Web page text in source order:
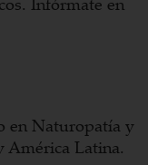
en Naturopatía y
América Latina.